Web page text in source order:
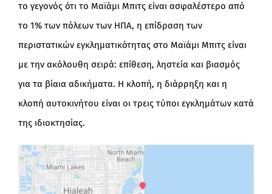
το γεγονός ότι το Μαϊάμι Μπιτς είναι ασφαλέστερο από
το 1% των πόλεων των ΗΠΑ, η επίδραση των
περιστατικών εγκληματικότητας στο Μαϊάμι Μπιτς είναι
με την ακόλουθη σειρά: επίθεση, ληστεία και βιασμός
για τα βίαια αδικήματα. Η κλοπή, η διάρρηξη και η
κλοπή αυτοκινήτου είναι οι τρεις τύποι εγκλημάτων κατά
της ιδιοκτησίας.